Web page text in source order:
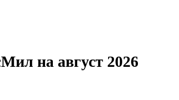
на август 2026